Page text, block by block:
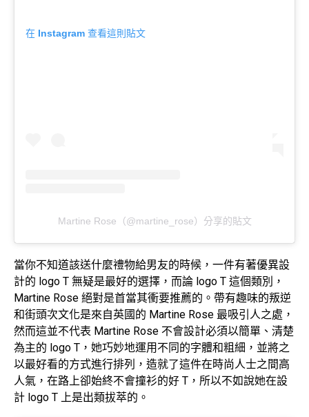
在 Instagram 查看這則貼文
Martine Rose（@martine_rose）分享的貼文
當你不知道該送什麼禮物給男友的時候，一件有著優異設
計的 logo T 無疑是最好的選擇，而論 logo T 這個類別，
Martine Rose 絕對是首當其衝要推薦的。帶有趣味的叛逆
和街頭次文化是來自英國的 Martine Rose 最吸引人之處，
然而這並不代表 Martine Rose 不會設計必須以簡單、清楚
為主的 logo T，她巧妙地運用不同的字體和粗細，並將之
以最好看的方式進行排列，造就了這件在時尚人士之間高
人氣，在路上卻始終不會撞衫的好 T，所以不如說她在設
計 logo T 上是出類拔萃的。